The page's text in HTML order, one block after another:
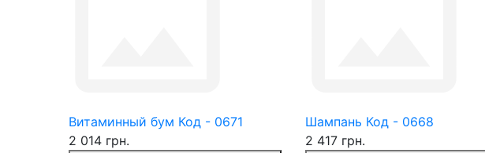
Витаминный бум Код - 0671
2 014 грн.
Шампань Код - 0668
2 417 грн.